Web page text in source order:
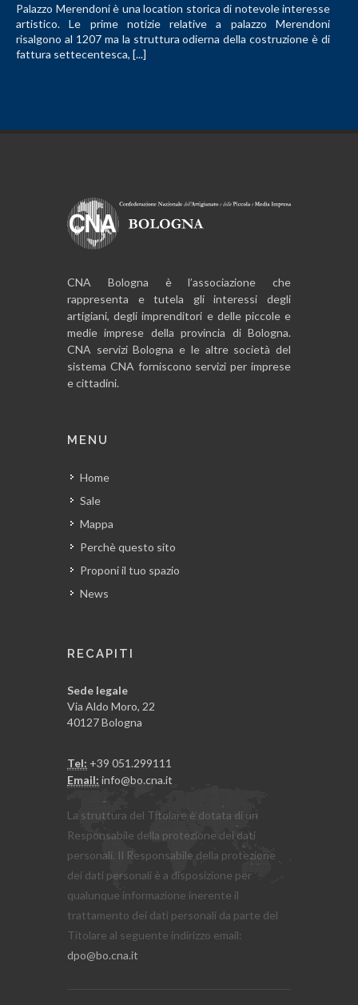
Palazzo Merendoni è una location storica di notevole interesse
artistico. Le prime notizie relative a palazzo Merendoni
risalgono al 1207 ma la struttura odierna della costruzione è di
fattura settecentesca, [...]
CNA Bologna è l’associazione che
rappresenta e tutela gli interessi degli
artigiani, degli imprenditori e delle piccole e
medie imprese della provincia di Bologna.
CNA servizi Bologna e le altre società del
sistema CNA forniscono servizi per imprese
e cittadini.
MENU
Home
Sale
Mappa
Perchè questo sito
Proponi il tuo spazio
News
RECAPITI
Sede legale
Via Aldo Moro, 22
40127 Bologna
Tel: +39 051.299111
Email: info@bo.cna.it
La struttura del Titolare è dotata di un
Responsabile della protezione dei dati
personali. Il Responsabile della protezione
dei dati personali è a disposizione per
qualunque informazione inerente il
trattamento dei dati personali da parte del
Titolare al seguente indirizzo email:
dpo@bo.cna.it